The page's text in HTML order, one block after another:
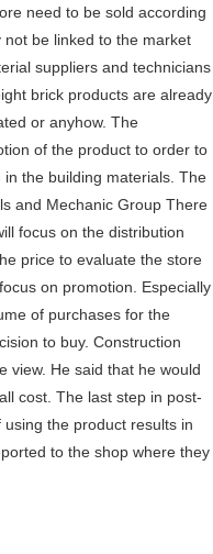
need to be sold according
be linked to the market
suppliers and technicians
brick products are already
or anyhow. The
of the product to order to
the building materials. The
and Mechanic Group There
focus on the distribution
price to evaluate the store
on promotion. Especially
of purchases for the
to buy. Construction
view. He said that he would
cost. The last step in post-
the product results in
to the shop where they